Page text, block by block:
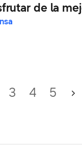
de la
en casa
3 4 5